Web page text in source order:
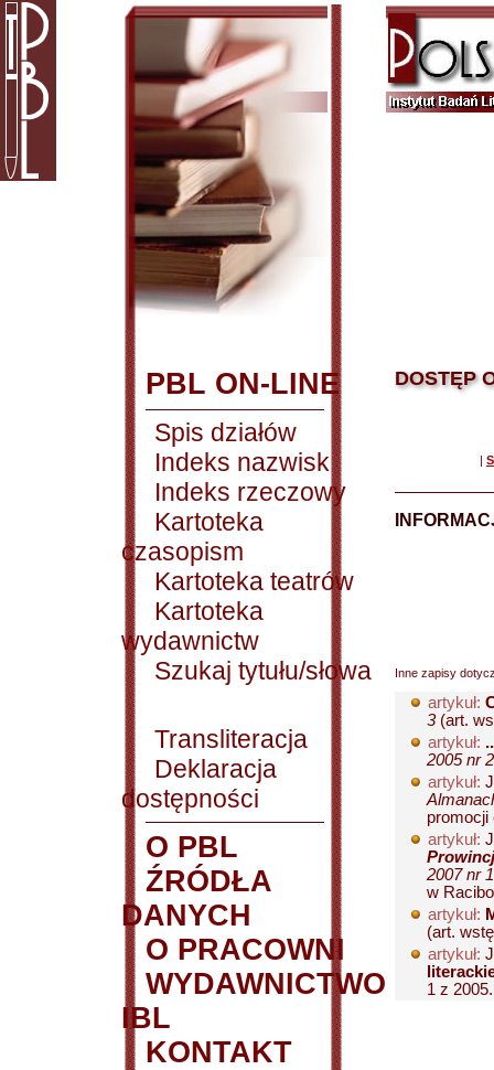
PBL ON-LINE
Spis działów
Indeks nazwisk
Indeks rzeczowy
Kartoteka
czasopism
Kartoteka teatrów
Kartoteka
wydawnictw
Szukaj tytułu/słowa
Transliteracja
Deklaracja
dostępności
O PBL
ŹRÓDŁA
DANYCH
O PRACOWNI
WYDAWNICTWO
IBL
KONTAKT
DOSTĘP
|
Inne zapisy
artykuł:
3(art.
artykuł:
2005 nr
artykuł:
promocji
artykuł:
2007 nr
w
artykuł:
(art.
artykuł:
1 z